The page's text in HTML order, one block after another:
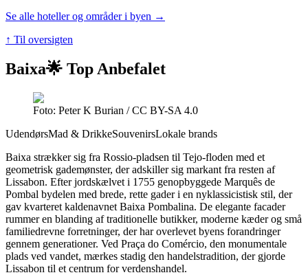
Se alle hoteller og områder i byen →
↑ Til oversigten
Baixa🌟 Top Anbefalet
Foto: Peter K Burian / CC BY-SA 4.0
UdendørsMad & DrikkeSouvenirsLokale brands
Baixa strækker sig fra Rossio-pladsen til Tejo-floden med et
geometrisk gademønster, der adskiller sig markant fra resten af
Lissabon. Efter jordskælvet i 1755 genopbyggede Marquês de
Pombal bydelen med brede, rette gader i en nyklassicistisk stil, der
gav kvarteret kaldenavnet Baixa Pombalina. De elegante facader
rummer en blanding af traditionelle butikker, moderne kæder og små
familiedrevne forretninger, der har overlevet byens forandringer
gennem generationer. Ved Praça do Comércio, den monumentale
plads ved vandet, mærkes stadig den handelstradition, der gjorde
Lissabon til et centrum for verdenshandel.